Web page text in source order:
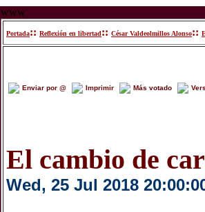
www
Portada:: Reflexión en libertad:: César Valdeolmillos Alonso::
Enviar por @ Imprimir Más votado
El cambio de
Wed, 25 Jul 2018